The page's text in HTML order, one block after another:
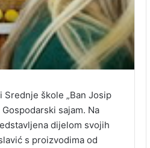
škole „Ban Josip
sajam. Na
dijelom svojih
s proizvodima od